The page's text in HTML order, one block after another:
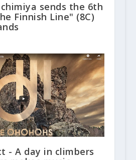
sends the 6th
Finnish Line" (8C)
- A day in climbers